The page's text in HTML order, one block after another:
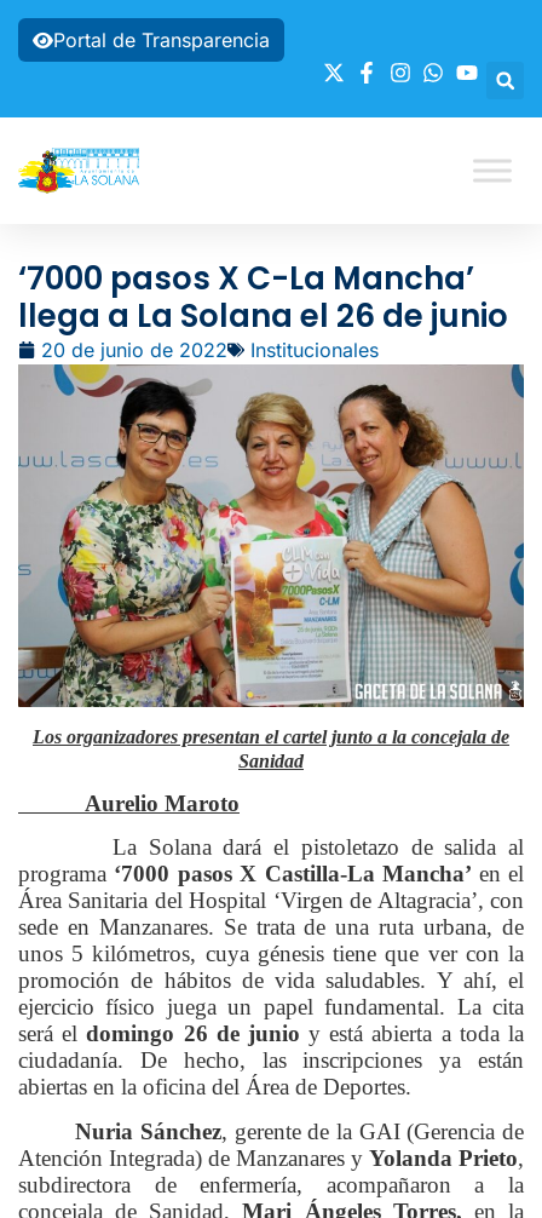
Portal de Transparencia
‘7000 pasos X C-La Mancha’
llega a La Solana el 26 de junio
20 de junio de 2022 Institucionales
Los organizadores presentan el cartel junto a la concejala de
Sanidad
Aurelio Maroto
La Solana dará el pistoletazo de salida al
programa ‘7000 pasos X Castilla-La Mancha’ en el
Área Sanitaria del Hospital ‘Virgen de Altagracia’, con
sede en Manzanares. Se trata de una ruta urbana, de
unos 5 kilómetros, cuya génesis tiene que ver con la
promoción de hábitos de vida saludables. Y ahí, el
ejercicio físico juega un papel fundamental. La cita
será eldomingo 26 de junioy está abierta a toda la
ciudadanía. De hecho, las inscripciones ya están
abiertas en la oficina del Área de Deportes.
Nuria Sánchez, gerente de la GAI (Gerencia de
Atención Integrada) de Manzanares y Yolanda Prieto,
subdirectora de enfermería, acompañaron a la
concejala de Sanidad,Mari Ángeles Torres, en la